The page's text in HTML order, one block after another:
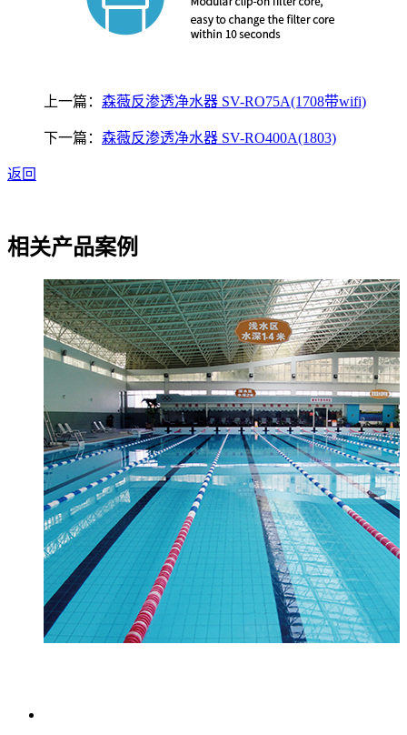
上一篇： 森薇反渗透净水器 SV-RO75A(1708带wifi)
下一篇： 森薇反渗透净水器 SV-RO400A(1803)
返回
相关产品案例